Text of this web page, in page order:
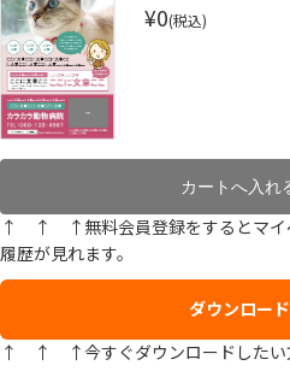
¥0(税込)
↑ ↑ ↑無料会員登録をするとマイ
履歴が見れます。
ダウンロード
↑ ↑ ↑今すぐダウンロードしたい